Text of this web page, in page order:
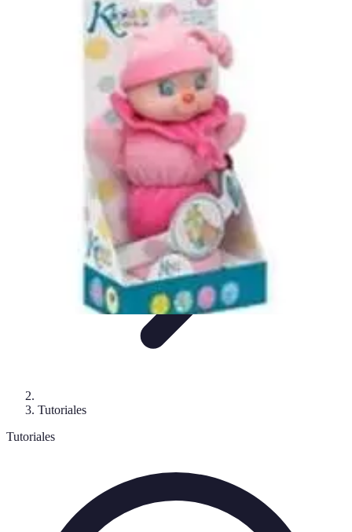
Producción de VídeosCreación de Videos
Producción de VideosPromoción Musical
Video y Música
Tutoriales
Tutoriales